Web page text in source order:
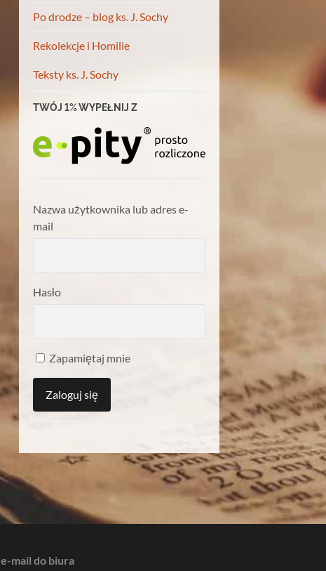
Po drodze – blog ks. J. Sochy
Rekolekcje i Homilie
Teksty ks. J. Sochy
TWÓJ 1% WYPEŁNIJ Z
Nazwa użytkownika lub adres e-
mail
Hasło
Zapamiętaj mnie
e-mail do biura